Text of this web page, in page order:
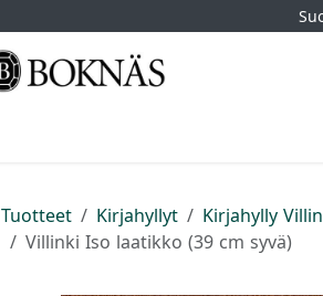
Tuotteet Kirjahyllyt Kirjahylly
Villinki Iso laatikko (39 cm syvä)